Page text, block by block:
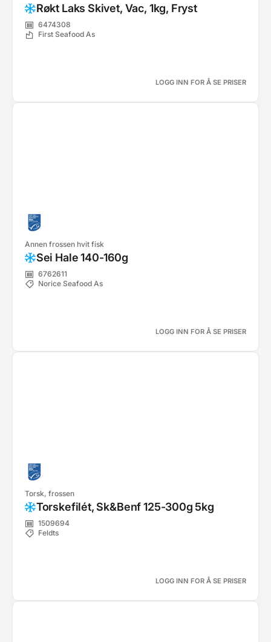
Røkt Laks Skivet, Vac, 1kg, Fryst
6474308
First Seafood As
LOGG INN FOR Å SE PRISER
Annen frossen hvit fisk
Sei Hale 140-160g
6762611
Norice Seafood As
LOGG INN FOR Å SE PRISER
Torsk, frossen
Torskefilét, Sk&Benf 125-300g 5kg
1509694
Feldts
LOGG INN FOR Å SE PRISER